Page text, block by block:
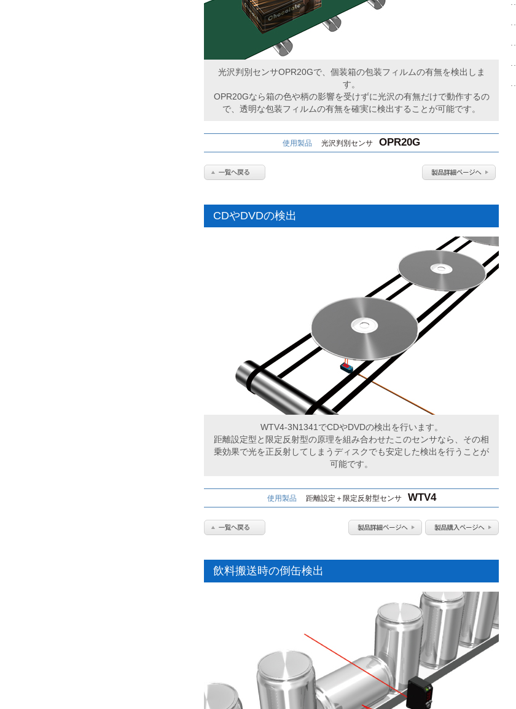
光沢判別センサOPR20Gで、個装箱の包装フィルムの有無を検出しま
す。
OPR20Gなら箱の色や柄の影響を受けずに光沢の有無だけで動作するの
で、透明な包装フィルムの有無を確実に検出することが可能です。
使用製品 光沢判別センサ OPR20G
CDやDVDの検出
WTV4-3N1341でCDやDVDの検出を行います。
距離設定型と限定反射型の原理を組み合わせたこのセンサなら、その相
乗効果で光を正反射してしまうディスクでも安定した検出を行うことが
可能です。
使用製品 距離設定＋限定反射型センサ WTV4
飲料搬送時の倒缶検出